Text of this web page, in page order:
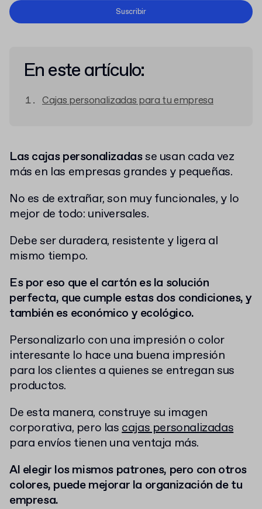
Términos y Condiciones
Suscribir
En este artículo:
Cajas personalizadas para tu empresa
Las cajas personalizadasse usan cada vez
más en las empresas grandes y pequeñas.
No es de extrañar, son muy funcionales, y lo
mejor de todo: universales.
Debe ser duradera, resistente y ligera al
mismo tiempo.
Es por eso que el cartón es la solución
perfecta, que cumple estas dos condiciones, y
también es económico y ecológico.
Personalizarlo con una impresión o color
interesante lo hace una buena impresión
para los clientes a quienes se entregan sus
productos.
De esta manera, construye su imagen
corporativa, pero lascajas personalizadas
para envíos tienen una ventaja más.
Al elegir los mismos patrones, pero con otros
colores, puede mejorar la organización de tu
empresa.